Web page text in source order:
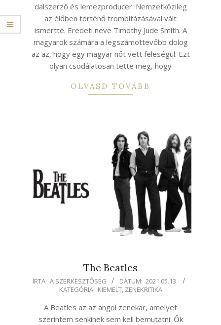
dalszerző és lemezproducer. Nemzetközileg
az élőben történő trombitázásával vált
ismertté. Eredeti neve Timothy Jude Smith. A
magyarok számára a legszámottevőbb dolog
az az, hogy egy magyar nőt vett feleségül. Ezt
olyan csodálatosan tette meg, hogy
OLVASD TOVÁBB
The Beatles
2021-
ÍRTA: A SZERKESZTŐSÉG DÁTUM: 2021.05.13.
KATEGÓRIA: KIEMELT, ZENEKRITIKA
A Beatles az az angol zenekar, amelyet
szerintem senkinek sem kell bemutatni. Ők